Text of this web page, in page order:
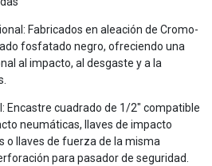
Fabricados en aleación de Cromo-
fosfatado negro, ofreciendo una
al impacto, al desgaste y a la
Encastre cuadrado de 1/2" compatible
neumáticas, llaves de impacto
o llaves de fuerza de la misma
para pasador de seguridad.